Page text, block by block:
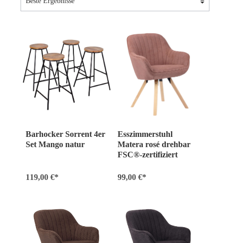
Barhocker Sorrent 4er
Set Mango natur
119,00 €*
Esszimmerstuhl
Matera rosé drehbar
FSC®-zertifiziert
99,00 €*